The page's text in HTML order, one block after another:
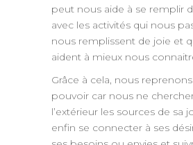
peut nous aide à se remplir
avec les activités qui nous
nous remplissent de joie et
aident à mieux nous
Grâce à cela, nous
pouvoir car nous ne
l’extérieur les sources de sa
enfin se connecter à ses